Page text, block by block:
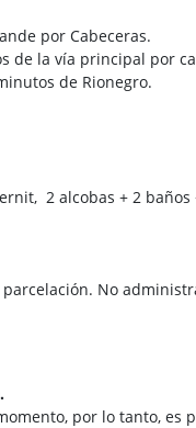
por Cabeceras.
de la vía principal por
de Rionegro.
2 alcobas + 2 baños
No
por lo tanto, es